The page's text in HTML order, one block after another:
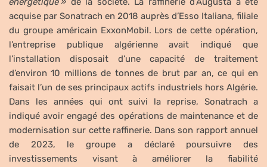
acquise par Sonatrach en 2018 auprès d’Esso Italiana, filiale
du groupe américain ExxonMobil. Lors de cette opération,
l’entreprise publique algérienne avait indiqué que
l’installation disposait d’une capacité de traitement
d’environ 10 millions de tonnes de brut par an, ce qui en
faisait l’un de ses principaux actifs industriels hors Algérie.
Dans les années qui ont suivi la reprise, Sonatrach a
indiqué avoir engagé des opérations de maintenance et de
modernisation sur cette raffinerie. Dans son rapport annuel
de 2023, le groupe a déclaré poursuivre des
investissements visant à améliorer la fiabilité